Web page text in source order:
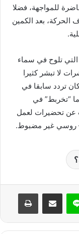
للمواجهة، فضلا
بعد الكمين
التي تلوح في سماء
لا تبشر كثيرا
تردد سابقا في
ما “تخربط” في
عن تحضيرات لعمل
روسي غير مضبوط.
لاين